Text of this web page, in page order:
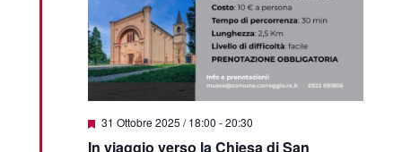
Segnalati
31 Ottobre 2025 / 18:00 -20:30
In viaggio verso la Chiesa di San